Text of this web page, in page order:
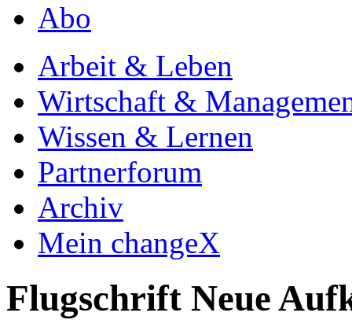
Abo
Arbeit & Leben
Wirtschaft &
Wissen & Lernen
Partnerforum
Archiv
Mein changeX
Flugschrift Neue